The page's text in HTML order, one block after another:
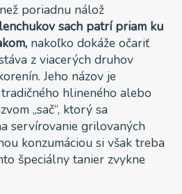
poriadnu nálož
sach patrí priam ku
nakoľko dokáže očariť
z viacerých druhov
Jeho názov je
hlineného alebo
„sač“, ktorý sa
servírovanie grilovaných
konzumáciou si však treba
špeciálny tanier zvykne